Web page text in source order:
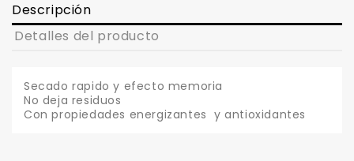
Descripción
Detalles del producto
Secado rapido y efecto memoria
No deja residuos
Con propiedades energizantes y antioxidantes